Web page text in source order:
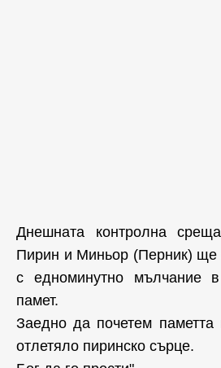
Днешната контролна
Пирин и Миньор (Перник) ще
с едноминутно мълчание
памет.
Заедно да почетем паметта
отлетяло пиринско сърце.